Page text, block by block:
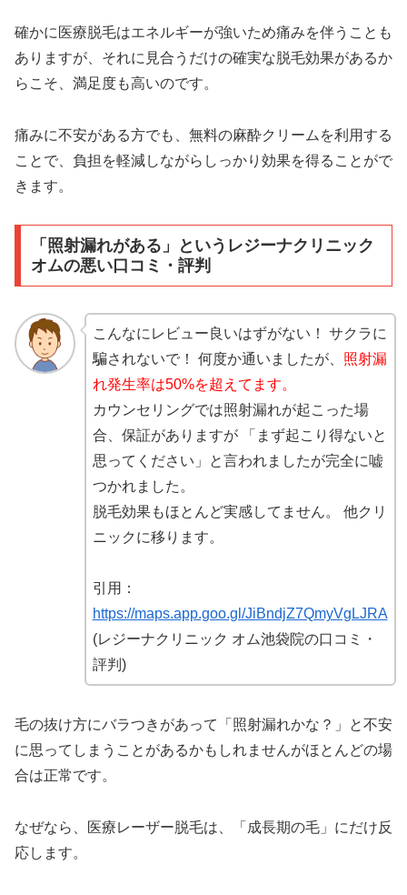
確かに医療脱毛はエネルギーが強いため痛みを伴うことも
ありますが、それに見合うだけの確実な脱毛効果があるか
らこそ、満足度も高いのです。
痛みに不安がある方でも、無料の麻酔クリームを利用する
ことで、負担を軽減しながらしっかり効果を得ることがで
きます。
「照射漏れがある」というレジーナクリニック
オムの悪い口コミ・評判
こんなにレビュー良いはずがない！ サクラに
騙されないで！ 何度か通いましたが、 照射漏
れ発生率は50%を超えてます。
カウンセリングでは照射漏れが起こった場
合、保証がありますが 「まず起こり得ないと
思ってください」と言われましたが完全に嘘
つかれました。
脱毛効果もほとんど実感してません。 他クリ
ニックに移ります。
引用：
https://maps.app.goo.gl/JiBndjZ7QmyVgLJRA
(レジーナクリニック オム池袋院の口コミ・
評判)
毛の抜け方にバラつきがあって「照射漏れかな？」と不安
に思ってしまうことがあるかもしれませんがほとんどの場
合は正常です。
なぜなら、医療レーザー脱毛は、「成長期の毛」にだけ反
応します。